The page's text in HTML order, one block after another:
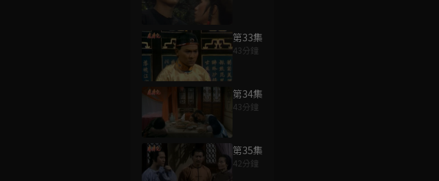
第33集
43分鐘
第34集
43分鐘
第35集
42分鐘